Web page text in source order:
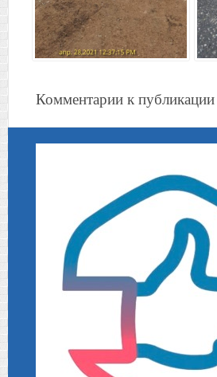
Комментарии к